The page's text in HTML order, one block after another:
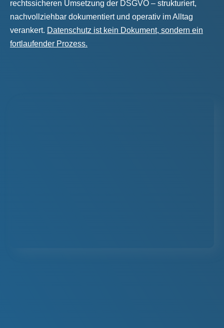
rechtssicheren Umsetzung der DSGVO – strukturiert,
nachvollziehbar dokumentiert und operativ im Alltag
verankert. Datenschutz ist kein Dokument, sondern ein
fortlaufender Prozess.